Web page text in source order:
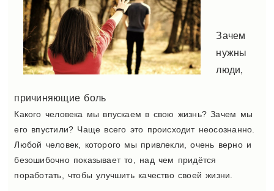
Зачем
нужны
люди,
причиняющие боль
Какого человека мы впускаем в свою жизнь? Зачем мы
его впустили? Чаще всего это происходит неосознанно.
Любой человек, которого мы привлекли, очень верно и
безошибочно показывает то, над чем придётся
поработать, чтобы улучшить качество своей жизни.